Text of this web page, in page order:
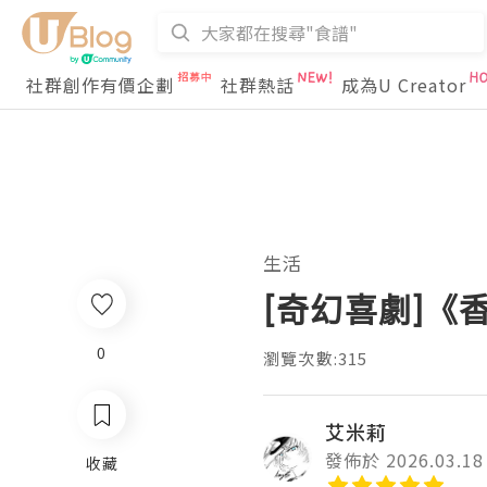
社群創作有價企劃 社群熱話 成為U Creator
生活
[奇幻喜劇]《
瀏覽次數:315
艾米莉
發佈於 2026.03.18
0
收藏